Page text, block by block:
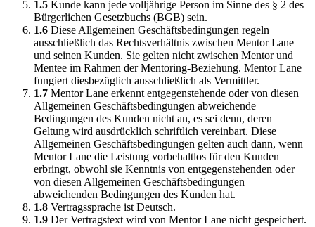
1.5 Kunde kann jede volljährige Person im Sinne des § 2 des
Bürgerlichen Gesetzbuchs (BGB) sein.
1.6 Diese Allgemeinen Geschäftsbedingungen regeln
ausschließlich das Rechtsverhältnis zwischen Mentor Lane
und seinen Kunden. Sie gelten nicht zwischen Mentor und
Mentee im Rahmen der Mentoring-Beziehung. Mentor Lane
fungiert diesbezüglich ausschließlich als Vermittler.
1.7 Mentor Lane erkennt entgegenstehende oder von diesen
Allgemeinen Geschäftsbedingungen abweichende
Bedingungen des Kunden nicht an, es sei denn, deren
Geltung wird ausdrücklich schriftlich vereinbart. Diese
Allgemeinen Geschäftsbedingungen gelten auch dann, wenn
Mentor Lane die Leistung vorbehaltlos für den Kunden
erbringt, obwohl sie Kenntnis von entgegenstehenden oder
von diesen Allgemeinen Geschäftsbedingungen
abweichenden Bedingungen des Kunden hat.
1.8 Vertragssprache ist Deutsch.
1.9 Der Vertragstext wird von Mentor Lane nicht gespeichert.